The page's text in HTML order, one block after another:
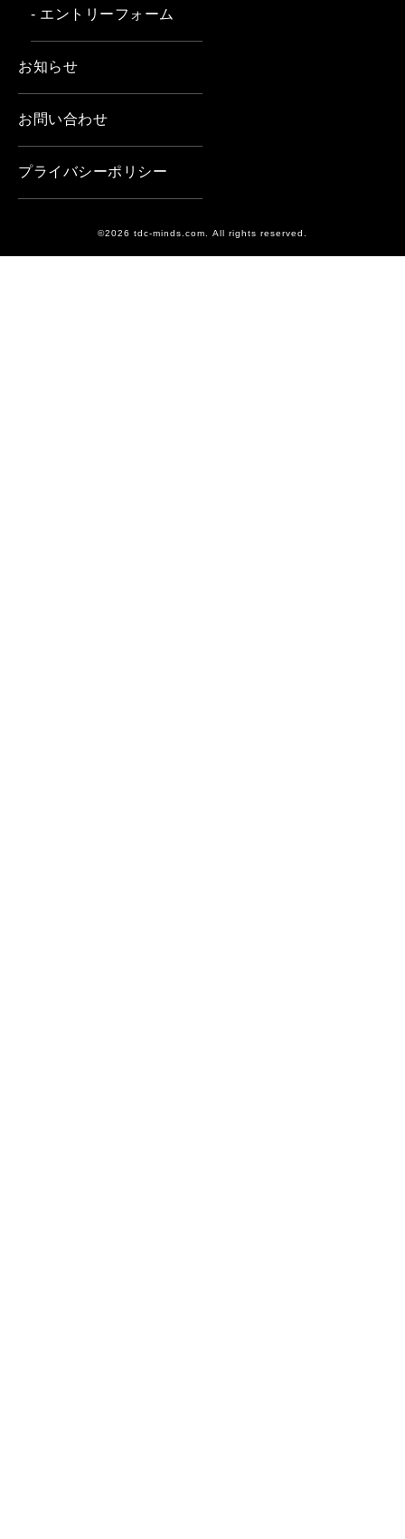
- エントリーフォーム
お知らせ
お問い合わせ
プライバシーポリシー
©2026 tdc-minds.com. All rights reserved.